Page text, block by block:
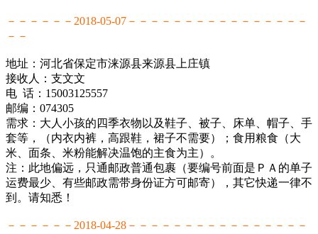
－－－－－－2018-05-07－－－－－－－－－－－－－－－－
－－
地址：河北省保定市涞源县来源县上庄镇
接收人：支文文
电 话：15003125557
邮编：074305
需求：大人小孩的四季衣物以及鞋子、被子、床单、帽子、手
套等，（内衣内裤，高跟鞋，裙子不需要）；食用粮食（大
米、面条、米粉能解决温饱的主食为主）。
注：此地偏远，只通邮政普通包裹（要编号前面是ＰＡ的单子
运费最少、有些邮政需带身份证方可邮寄），其它快递一律不
到。请知悉！
－－－－－－2018-04-28－－－－－－－－－－－－－－－－